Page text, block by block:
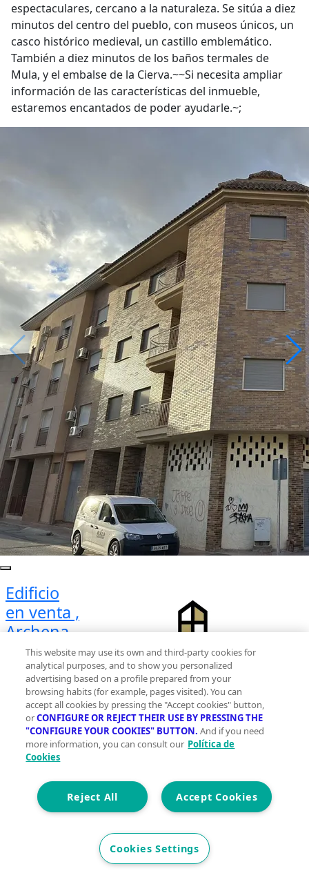
espectaculares, cercano a la naturaleza. Se sitúa a diez
minutos del centro del pueblo, con museos únicos, un
casco histórico medieval, un castillo emblemático.
También a diez minutos de los baños termales de
Mula, y el embalse de la Cierva.~~Si necesita ampliar
información de las características del inmueble,
estaremos encantados de poder ayudarle.~;
Edificio
en venta ,
Archena
centro,
Archena
Planta 0 |
Con
ascensor
1399 m2
Et. Energética Cons. G
Precio
This website may use its own and third-party cookies for
analytical purposes, and to show you personalized
advertising based on a profile prepared from your
browsing habits (for example, pages visited). You can
accept all cookies by pressing the "Accept cookies" button,
orCONFIGURE OR REJECT THEIR USE BY PRESSING THE
"CONFIGURE YOUR COOKIES" BUTTON. And if you need
more information, you can consult our Política de
Cookies
Accept Cookies
Reject All
Cookies Settings